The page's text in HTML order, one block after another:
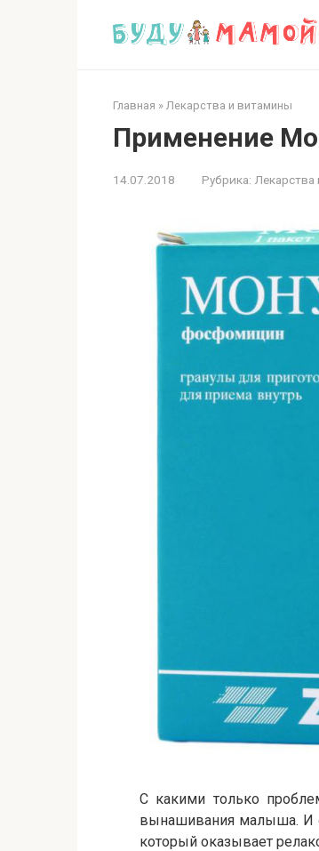
Главная » Лекарства и витамины
Применение
14.07.2018 Рубрика:
С какими только
вынашивания малыша. И
который оказывает